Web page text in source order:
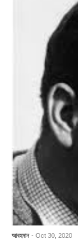
আবহমান - Oct 30, 2020